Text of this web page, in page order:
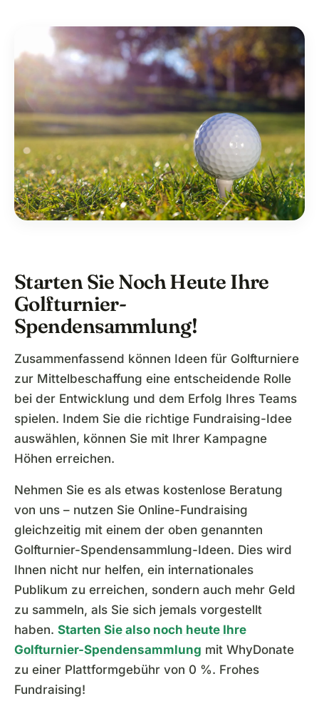
Starten Sie Noch Heute Ihre
Golfturnier-
Spendensammlung!
Zusammenfassend können Ideen für Golfturniere
zur Mittelbeschaffung eine entscheidende Rolle
bei der Entwicklung und dem Erfolg Ihres Teams
spielen. Indem Sie die richtige Fundraising-Idee
auswählen, können Sie mit Ihrer Kampagne
Höhen erreichen.
Nehmen Sie es als etwas kostenlose Beratung
von uns – nutzen Sie Online-Fundraising
gleichzeitig mit einem der oben genannten
Golfturnier-Spendensammlung-Ideen. Dies wird
Ihnen nicht nur helfen, ein internationales
Publikum zu erreichen, sondern auch mehr Geld
zu sammeln, als Sie sich jemals vorgestellt
haben. Starten Sie also noch heute Ihre
Golfturnier-Spendensammlung mit WhyDonate
zu einer Plattformgebühr von 0 %. Frohes
Fundraising!